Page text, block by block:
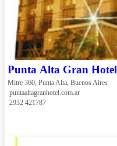
Punta Alta Gran Hotel
Mitre 360, Punta Alta, Buenos Aires
puntaaltagranhotel.com.ar
2932 421787